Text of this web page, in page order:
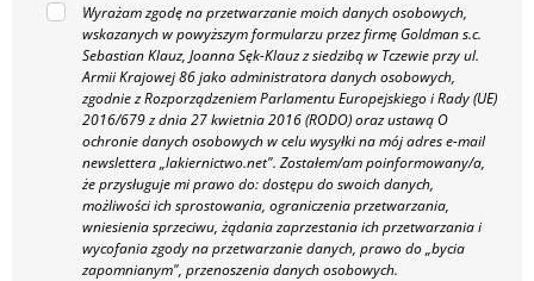
Wyrażam zgodę na przetwarzanie moich danych osobowych,
wskazanych w powyższym formularzu przez firmę Goldman s.c.
Sebastian Klauz, Joanna Sęk-Klauz z siedzibą w Tczewie przy ul.
Armii Krajowej 86 jako administratora danych osobowych,
zgodnie z Rozporządzeniem Parlamentu Europejskiego i Rady (UE)
2016/679 z dnia 27 kwietnia 2016 (RODO) oraz ustawą O
ochronie danych osobowych w celu wysyłki na mój adres e-mail
newslettera „lakiernictwo.net". Zostałem/am poinformowany/a,
że przysługuje mi prawo do: dostępu do swoich danych,
możliwości ich sprostowania, ograniczenia przetwarzania,
wniesienia sprzeciwu, żądania zaprzestania ich przetwarzania i
wycofania zgody na przetwarzanie danych, prawo do „bycia
zapomnianym", przenoszenia danych osobowych.